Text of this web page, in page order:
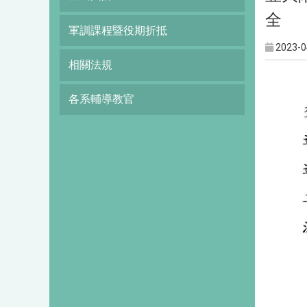
軍訓課程暨役期折抵
相關法規
各系輔導教官
全
2023-